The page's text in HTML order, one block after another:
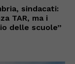
sindacati:
TAR, ma i
delle scuole”